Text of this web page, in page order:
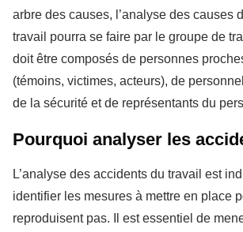
arbre des causes, l’analyse des causes
travail pourra se faire par le groupe de
doit être composés de personnes
(témoins, victimes, acteurs), de
de la sécurité et de représentants du
Pourquoi analyser les
L’analyse des accidents du travail est
identifier les mesures à mettre en place
reproduisent pas. Il est essentiel de